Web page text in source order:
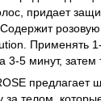
придает
Содержит
Применять
3-5 минут, затем
предлагает